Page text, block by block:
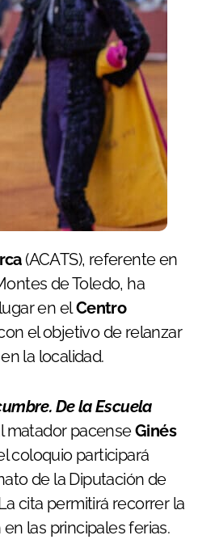
(ACATS), referente en
de Toledo, ha
en elCentro
el objetivo de relanzar
la localidad.
De la Escuela
matador pacenseGinés
coloquio participará
de la Diputación de
cita permitirá recorrer la
las principales ferias.